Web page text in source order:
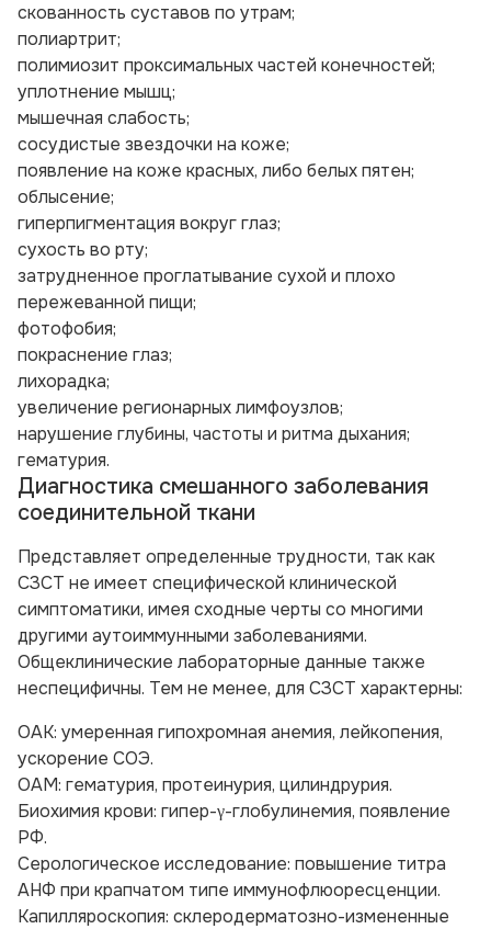
скованность суставов по утрам;
полиартрит;
полимиозит проксимальных частей конечностей;
уплотнение мышц;
мышечная слабость;
сосудистые звездочки на коже;
появление на коже красных, либо белых пятен;
облысение;
гиперпигментация вокруг глаз;
сухость во рту;
затрудненное проглатывание сухой и плохо
пережеванной пищи;
фотофобия;
покраснение глаз;
лихорадка;
увеличение регионарных лимфоузлов;
нарушение глубины, частоты и ритма дыхания;
гематурия.
Диагностика смешанного заболевания
соединительной ткани
Представляет определенные трудности, так как
СЗСТ не имеет специфической клинической
симптоматики, имея сходные черты со многими
другими аутоиммунными заболеваниями.
Общеклинические лабораторные данные также
неспецифичны. Тем не менее, для СЗСТ характерны:
ОАК: умеренная гипохромная анемия, лейкопения,
ускорение СОЭ.
ОАМ: гематурия, протеинурия, цилиндрурия.
Биохимия крови: гипер-γ-глобулинемия, появление
РФ.
Серологическое исследование: повышение титра
АНФ при крапчатом типе иммунофлюоресценции.
Капилляроскопия: склеродерматозно-измененные